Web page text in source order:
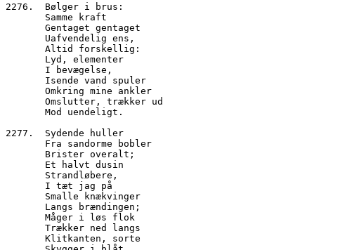
2276.  Bølger i brus:
       Samme kraft
       Gentaget gentaget
       Uafvendelig ens,
       Altid forskellig:
       Lyd, elementer
       I bevægelse,
       Isende vand spuler
       Omkring mine ankler
       Omslutter, trækker ud
       Mod uendeligt.
2277.  Sydende huller
       Fra sandorme bobler
       Brister overalt;
       Et halvt dusin
       Strandløbere,
       I tæt jag på
       Smalle knækvinger
       Langs brændingen;
       Måger i løs flok
       Trækker ned langs
       Klitkanten, sorte